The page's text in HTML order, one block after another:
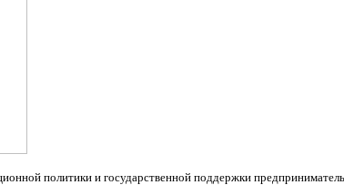
политики и государственной поддержки